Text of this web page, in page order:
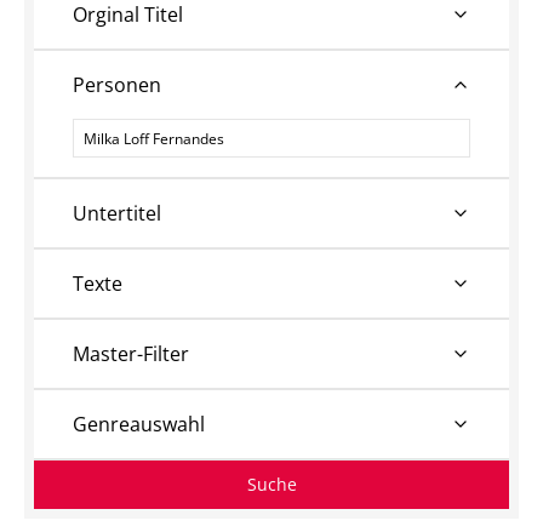
Orginal Titel
Personen
Personen
Untertitel
Texte
Master-Filter
Genreauswahl
Suche